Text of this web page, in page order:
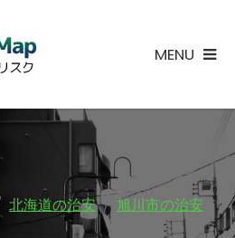
MENU
北海道の治安
旭川市の治安